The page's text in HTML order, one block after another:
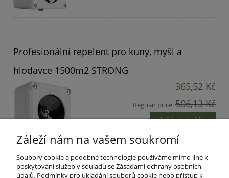
Profesionální repelent pro kuny, myši a
hlodavce 1500m2 STRONG
365,52 Kč
Regular price:506,13 Kč
vložit do košíku
Záleží nám na vašem soukromí
Soubory cookie a podobné technologie používáme mimo jiné k
poskytování služeb v souladu se Zásadami ochrany osobních
údajů. Podmínky pro ukládání souborů cookie nebo přístup k